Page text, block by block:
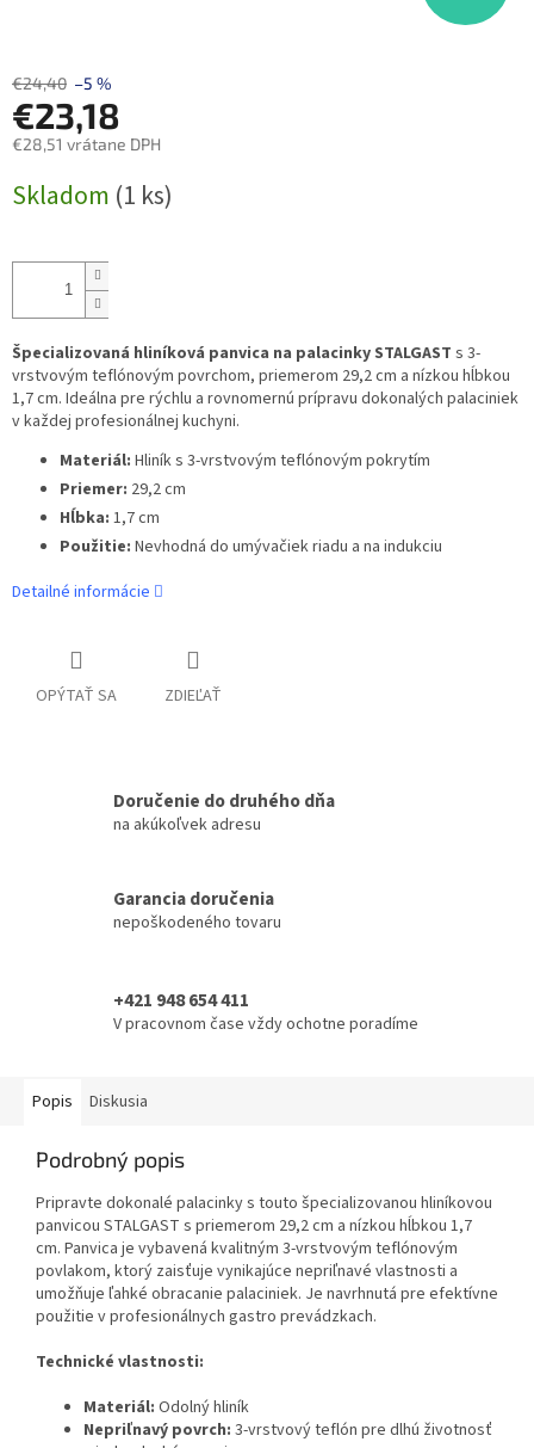
€24,40 –5 %
€23,18
€28,51 vrátane DPH
cena:
Skladom (1 ks)
Špecializovaná hliníková panvica na palacinky STALGAST s 3-
vrstvovým teflónovým povrchom, priemerom 29,2 cm a nízkou hĺbkou
1,7 cm. Ideálna pre rýchlu a rovnomernú prípravu dokonalých palaciniek
v každej profesionálnej kuchyni.
Materiál: Hliník s 3-vrstvovým teflónovým pokrytím
Priemer: 29,2 cm
Hĺbka: 1,7 cm
Použitie: Nevhodná do umývačiek riadu a na indukciu
Detailné informácie
OPÝTAŤ SA ZDIEĽAŤ
Doručenie do druhého dňa
na akúkoľvek adresu
Garancia doručenia
nepoškodeného tovaru
+421 948 654 411
V pracovnom čase vždy ochotne poradíme
Popis Diskusia
Podrobný popis
Pripravte dokonalé palacinky s touto špecializovanou hliníkovou
panvicou STALGAST s priemerom 29,2 cm a nízkou hĺbkou 1,7
cm. Panvica je vybavená kvalitným 3-vrstvovým teflónovým
povlakom, ktorý zaisťuje vynikajúce nepriľnavé vlastnosti a
umožňuje ľahké obracanie palaciniek. Je navrhnutá pre efektívne
použitie v profesionálnych gastro prevádzkach.
Technické vlastnosti:
Materiál: Odolný hliník
Nepriľnavý povrch: 3-vrstvový teflón pre dlhú životnosť